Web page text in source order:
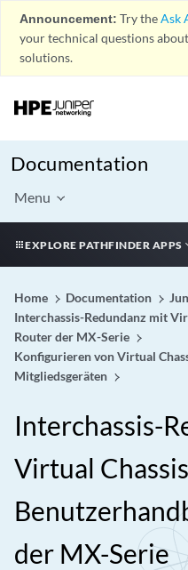
Announcement: Try theAsk
your technical questions
solutions.
Documentation
Menu
EXPLORE PATHFINDER APPS
Home Documentation
Interchassis-Redundanz mit
Router der MX-Serie
Konfigurieren von Virtual
Mitgliedsgeräten
Interchassis-
Virtual Chassis
der MX-Serie